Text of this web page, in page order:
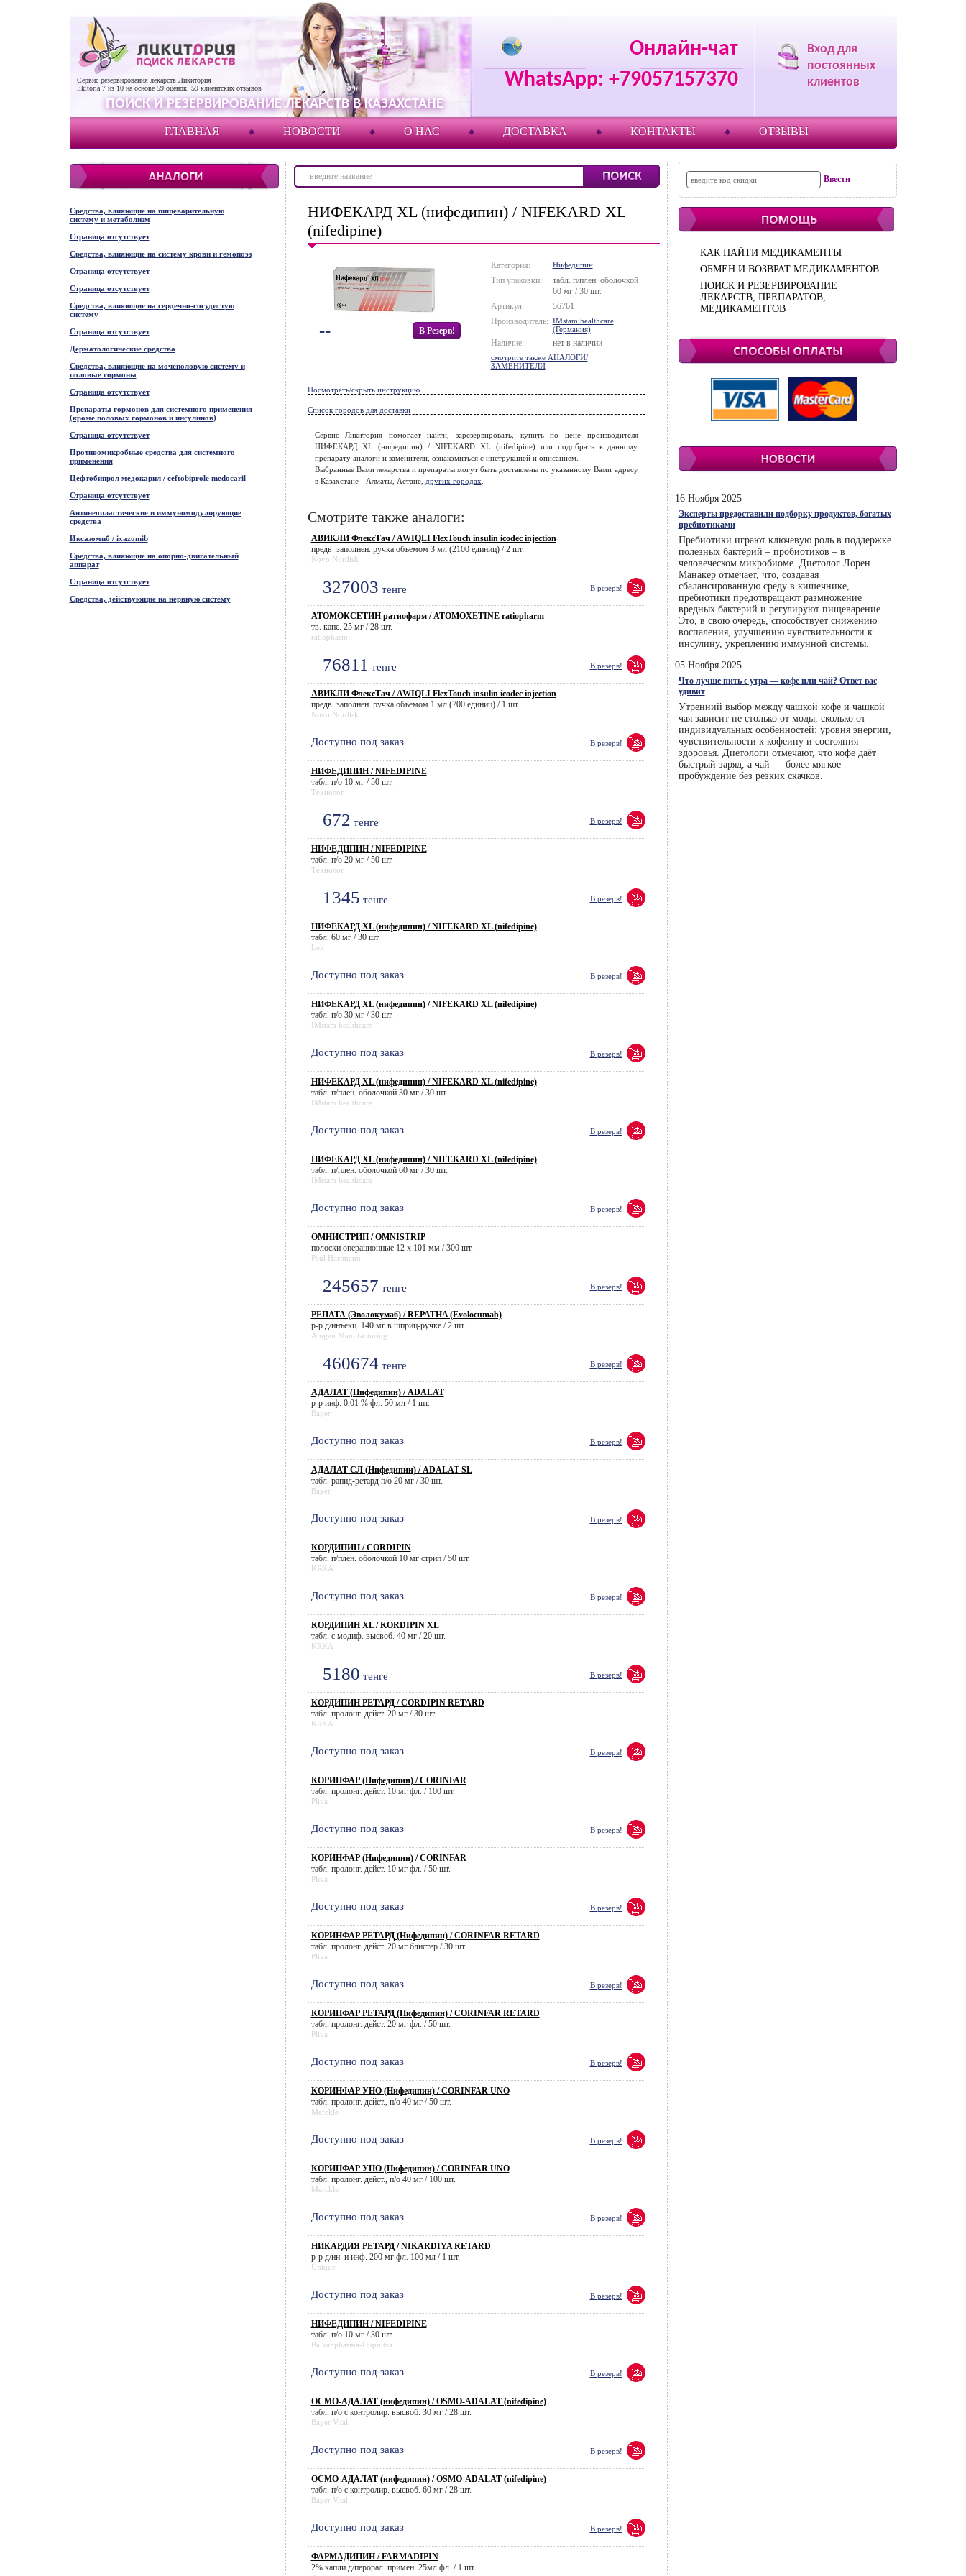
Сервис резервирования лекарств Ликитория
likitoria 7из 10 на основе 59оценок. 59клиентских отзывов
ПОИСК И РЕЗЕРВИРОВАНИЕ ЛЕКАРСТВ В КАЗАХСТАНЕ
Онлайн-чат
WhatsApp: +79057157370
Вход для
постоянных
клиентов
ГЛАВНАЯ НОВОСТИ О НАС ДОСТАВКА КОНТАКТЫ ОТЗЫВЫ
Средства, влияющие на пищеварительную
систему и метаболизм
Страница отсутствует
Средства, влияющие на систему крови и гемопоэз
Страница отсутствует
Страница отсутствует
Средства, влияющие на сердечно-сосудистую
систему
Страница отсутствует
Дерматологические средства
Средства, влияющие на мочеполовую систему и
половые гормоны
Страница отсутствует
Препараты гормонов для системного применения
(кроме половых гормонов и инсулинов)
Страница отсутствует
Противомикробные средства для системного
применения
Цефтобипрол медокарил / ceftobiprole medocaril
Страница отсутствует
Антинеопластические и иммуномодулирующие
средства
Иксазомиб / ixazomib
Средства, влияющие на опорно-двигательный
аппарат
Страница отсутствует
Средства, действующие на нервную систему
НИФЕКАРД XL (нифедипин) / NIFEKARD XL
(nifedipine)
-- В Резерв!
Категория: Нифедипин
Тип упаковки:
табл. п/плен. оболочкой
60 мг / 30 шт.
Артикул:
56761
Производитель: IMstam healthcare
(Германия)
Наличие: нет в наличии
смотрите также АНАЛОГИ/
ЗАМЕНИТЕЛИ
Посмотреть/скрыть инструкцию
Список городов для доставки
Сервис Ликитория помогает найти, зарезервировать, купить по цене производителя
НИФЕКАРД XL (нифедипин) / NIFEKARD XL (nifedipine) или подобрать к данному
препарату аналоги и заменители, ознакомиться с инструкцией и описанием.
Выбранные Вами лекарства и препараты могут быть доставлены по указанному Вами адресу
в Казахстане - Алматы, Астане, других городах
Смотрите также аналоги:
АВИКЛИ ФлексТач / AWIQLI FlexTouch insulin icodec injection
предв. заполнен. ручка объемом 3 мл (2100 единиц) / 2 шт.
Novo Nordisk
327003 тенге В резерв!
АТОМОКСЕТИН ратиофарм / ATOMOXETINE ratiopharm
тв. капс. 25 мг / 28 шт.
ratiopharm
76811 тенге В резерв!
АВИКЛИ ФлексТач / AWIQLI FlexTouch insulin icodec injection
предв. заполнен. ручка объемом 1 мл (700 единиц) / 1 шт.
Novo Nordisk
Доступно под заказ В резерв!
НИФЕДИПИН / NIFEDIPINE
табл. п/о 10 мг / 50 шт.
Технолог
672 тенге В резерв!
НИФЕДИПИН / NIFEDIPINE
табл. п/о 20 мг / 50 шт.
Технолог
1345 тенге В резерв!
НИФЕКАРД XL (нифедипин) / NIFEKARD XL (nifedipine)
табл. 60 мг / 30 шт.
Lek
Доступно под заказ В резерв!
НИФЕКАРД XL (нифедипин) / NIFEKARD XL (nifedipine)
табл. п/о 30 мг / 30 шт.
IMstam healthcare
Доступно под заказ В резерв!
НИФЕКАРД XL (нифедипин) / NIFEKARD XL (nifedipine)
табл. п/плен. оболочкой 30 мг / 30 шт.
IMstam healthcare
Доступно под заказ В резерв!
НИФЕКАРД XL (нифедипин) / NIFEKARD XL (nifedipine)
табл. п/плен. оболочкой 60 мг / 30 шт.
IMstam healthcare
Доступно под заказ В резерв!
ОМНИСТРИП / OMNISTRIP
полоски операционные 12 х 101 мм / 300 шт.
Paul Hartmann
245657 тенге В резерв!
РЕПАТА (Эволокумаб) / REPATHA (Evolocumab)
р-р д/инъекц. 140 мг в шприц-ручке / 2 шт.
Amgen Manufacturing
460674тенге В резерв!
АДАЛАТ (Нифедипин) / ADALAT
р-р инф. 0,01 % фл. 50 мл / 1 шт.
Bayer
Доступно под заказ В резерв!
АДАЛАТ СЛ (Нифедипин) / ADALAT SL
табл. рапид-ретард п/о 20 мг / 30 шт.
Bayer
Доступно под заказ В резерв!
КОРДИПИН / CORDIPIN
табл. п/плен. оболочкой 10 мг стрип / 50 шт.
KRKA
Доступно под заказ В резерв!
КОРДИПИН XL / KORDIPIN XL
табл. с модиф. высвоб. 40 мг / 20 шт.
KRKA
5180 тенге В резерв!
КОРДИПИН РЕТАРД / CORDIPIN RETARD
табл. пролонг. дейст. 20 мг / 30 шт.
KRKA
Доступно под заказ В резерв!
КОРИНФАР (Нифедипин) / CORINFAR
табл. пролонг. дейст. 10 мг фл. / 100 шт.
Pliva
Доступно под заказ В резерв!
КОРИНФАР (Нифедипин) / CORINFAR
табл. пролонг. дейст. 10 мг фл. / 50 шт.
Pliva
Доступно под заказ В резерв!
КОРИНФАР РЕТАРД (Нифедипин) / CORINFAR RETARD
табл. пролонг. дейст. 20 мг блистер / 30 шт.
Pliva
Доступно под заказ В резерв!
КОРИНФАР РЕТАРД (Нифедипин) / CORINFAR RETARD
табл. пролонг. дейст. 20 мг фл. / 50 шт.
Pliva
Доступно под заказ В резерв!
КОРИНФАР УНО (Нифедипин) / CORINFAR UNO
табл. пролонг. дейст., п/о 40 мг / 50 шт.
Merckle
Доступно под заказ В резерв!
КОРИНФАР УНО (Нифедипин) / CORINFAR UNO
табл. пролонг. дейст., п/о 40 мг / 100 шт.
Merckle
Доступно под заказ В резерв!
НИКАРДИЯ РЕТАРД / NIKARDIYA RETARD
р-р д/ин. и инф. 200 мг фл. 100 мл / 1 шт.
Unique
Доступно под заказ В резерв!
НИФЕДИПИН / NIFEDIPINE
табл. п/о 10 мг / 30 шт.
Balkanpharma-Dupnitza
Доступно под заказ В резерв!
ОСМО-АДАЛАТ (нифедипин) / OSMO-ADALAT (nifedipine)
табл. п/о с контролир. высвоб. 30 мг / 28 шт.
Bayer Vital
Доступно под заказ В резерв!
ОСМО-АДАЛАТ (нифедипин) / OSMO-ADALAT (nifedipine)
табл. п/о с контролир. высвоб. 60 мг / 28 шт.
Bayer Vital
Доступно под заказ В резерв!
ФАРМАДИПИН / FARMADIPIN
2% капли д/перорал. примен. 25мл фл. / 1 шт.
КАК НАЙТИ МЕДИКАМЕНТЫ
ОБМЕН И ВОЗВРАТ МЕДИКАМЕНТОВ
ПОИСК И РЕЗЕРВИРОВАНИЕ
ЛЕКАРСТВ, ПРЕПАРАТОВ,
МЕДИКАМЕНТОВ
16 Ноября 2025
Эксперты предоставили подборку продуктов, богатых
пребиотиками
Пребиотики играют ключевую роль в поддержке
полезных бактерий – пробиотиков – в
человеческом микробиоме. Диетолог Лорен
Манакер отмечает, что, создавая
сбалансированную среду в кишечнике,
пребиотики предотвращают размножение
вредных бактерий и регулируют пищеварение.
Это, в свою очередь, способствует снижению
воспаления, улучшению чувствительности к
инсулину, укреплению иммунной системы.
05 Ноября 2025
Что лучше пить с утра — кофе или чай? Ответ вас
удивит
Утренний выбор между чашкой кофе и чашкой
чая зависит не столько от моды, сколько от
индивидуальных особенностей: уровня энергии,
чувствительности к кофеину и состояния
здоровья. Диетологи отмечают, что кофе даёт
быстрый заряд, а чай — более мягкое
пробуждение без резких скачков.